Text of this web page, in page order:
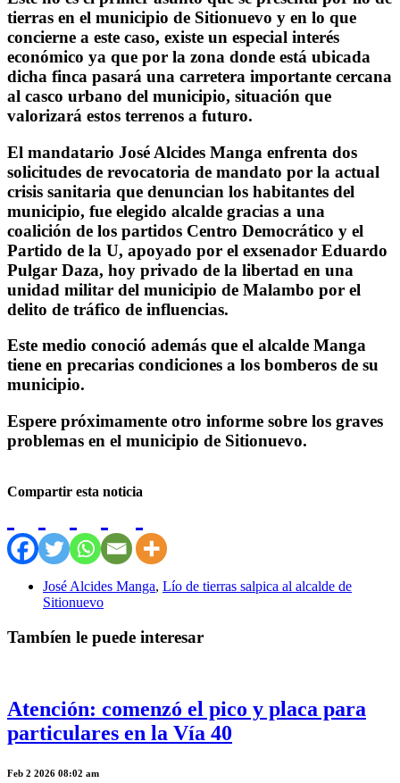
tierras en el municipio de Sitionuevo y en lo que
concierne a este caso, existe un especial interés
económico ya que por la zona donde está ubicada
dicha finca pasará una carretera importante cercana
al casco urbano del municipio, situación que
valorizará estos terrenos a futuro.
El mandatario José Alcides Manga enfrenta dos
solicitudes de revocatoria de mandato por la actual
crisis sanitaria que denuncian los habitantes del
municipio, fue elegido alcalde gracias a una
coalición de los partidos Centro Democrático y el
Partido de la U, apoyado por el exsenador Eduardo
Pulgar Daza, hoy privado de la libertad en una
unidad militar del municipio de Malambo por el
delito de tráfico de influencias.
Este medio conoció además que el alcalde Manga
tiene en precarias condiciones a los bomberos de su
municipio.
Espere próximamente otro informe sobre los graves
problemas en el municipio de Sitionuevo.
Compartir esta noticia
José Alcides Manga, Lío de tierras salpica al alcalde de
Sitionuevo
Tambíen le puede interesar
Atención: comenzó el pico y placa para
particulares en la Vía 40
Feb 2 2026 08:02 am